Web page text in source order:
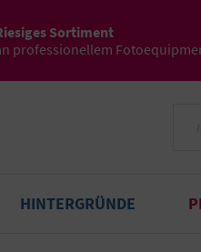
Sortiment
professionellem
HINTERGRÜNDE